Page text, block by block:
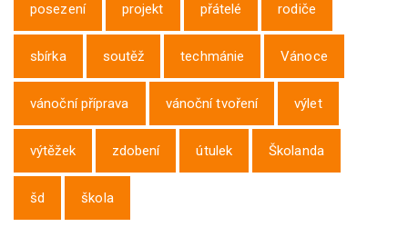
posezení projekt přátelé rodiče
sbírka soutěž techmánie Vánoce
vánoční příprava vánoční tvoření výlet
výtěžek zdobení útulek Školanda
šd škola